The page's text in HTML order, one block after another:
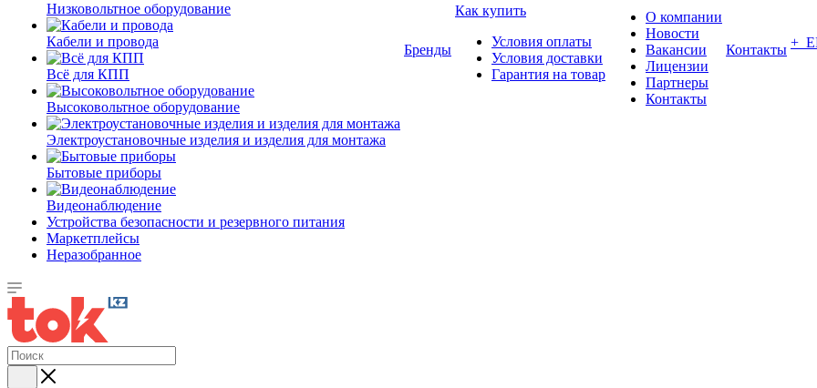
Низковольтное оборудование
Кабели и провода
Всё для КПП
Высоковольтное оборудование
Электроустановочные изделия и изделия для монтажа
Бытовые приборы
Видеонаблюдение
Устройства безопасности и резервного питания
Маркетплейсы
Неразобранное
Бренды
Как купить
Условия оплаты
Условия доставки
Гарантия на товар
О компании
Новости
Вакансии
Лицензии
Партнеры
Контакты
Контакты +